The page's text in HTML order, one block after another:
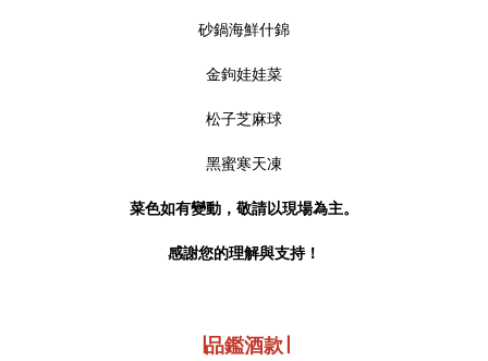
砂鍋海鮮什錦
金鉤娃娃菜
松子芝麻球
黑蜜寒天凍
菜色如有變動，敬請以現場為主。
感謝您的理解與支持！
∣品鑑酒款∣